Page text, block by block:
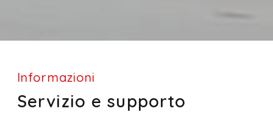
Informazioni
Servizio e supporto